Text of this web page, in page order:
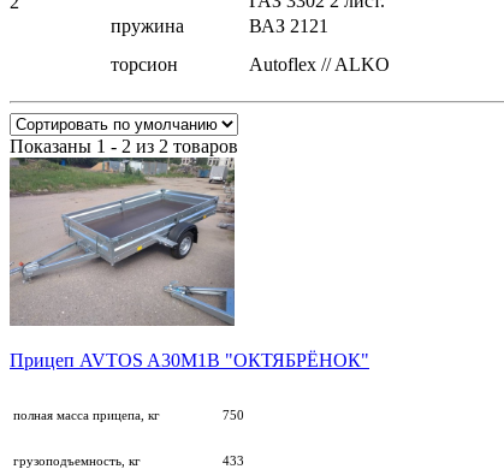
пружина
ВАЗ 2121
торсион
Autoflex // ALKO
Показаны 1 - 2 из 2 товаров
Прицеп AVTOS A30М1B "ОКТЯБРЁНОК"
полная масса прицепа, кг 750
грузоподъемность, кг 433